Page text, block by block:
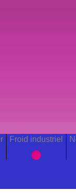
Froid industriel